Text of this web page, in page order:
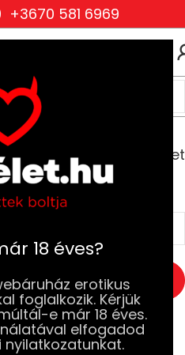
18 éves?
erotikus
foglalkozik. Kérjük
e már 18 éves.
elfogadod
+3670 581 6969
név, vagy email
küldünk egy
új jelszót lehet
cím*
IGÉNYLÉSE